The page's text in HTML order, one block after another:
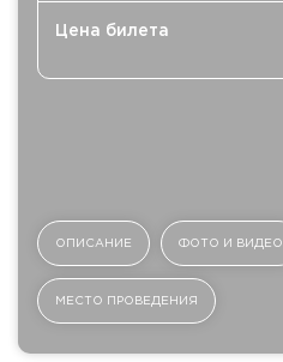
Цена билета
ОПИСАНИЕ ФОТО И ВИДЕО
МЕСТО ПРОВЕДЕНИЯ